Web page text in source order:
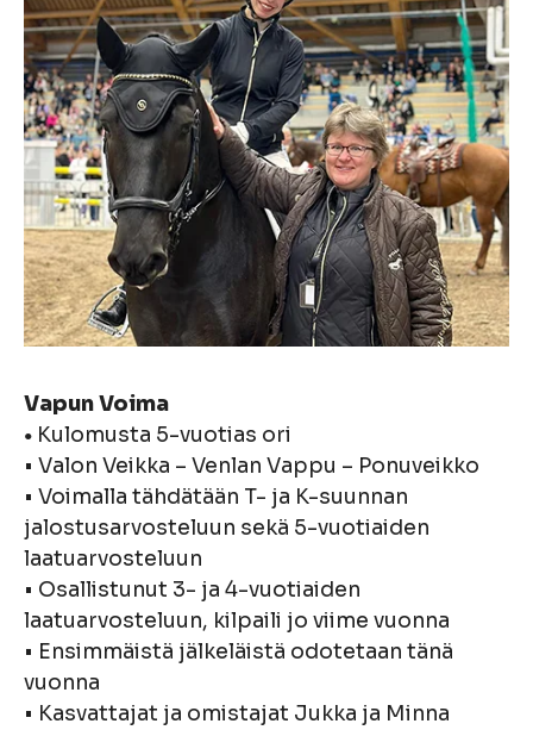
Vapun Voima
• Kulomusta 5-vuotias ori
• Valon Veikka – Venlan Vappu – Ponuveikko
• Voimalla tähdätään T- ja K-suunnan
jalostusarvosteluun sekä 5-vuotiaiden
laatuarvosteluun
• Osallistunut 3- ja 4-vuotiaiden
laatuarvosteluun, kilpaili jo viime vuonna
• Ensimmäistä jälkeläistä odotetaan tänä
vuonna
• Kasvattajat ja omistajat Jukka ja Minna